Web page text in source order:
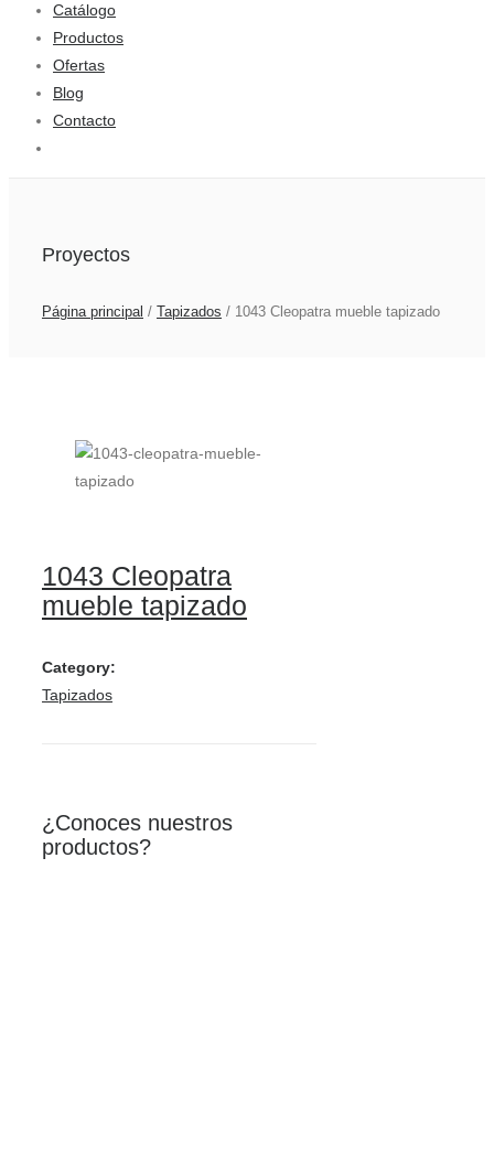
Catálogo
Productos
Ofertas
Blog
Contacto
Proyectos
Página principal / Tapizados / 1043 Cleopatra mueble tapizado
1043 Cleopatra
mueble tapizado
Category:
Tapizados
¿Conoces nuestros
productos?